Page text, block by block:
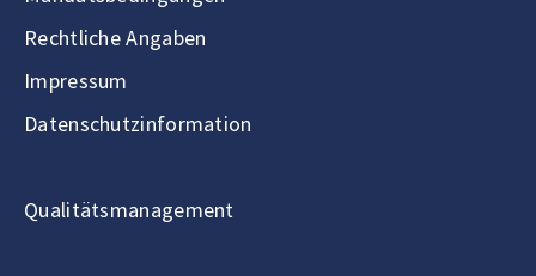
Rechtliche Angaben
Impressum
Datenschutzinformation
Qualitätsmanagement